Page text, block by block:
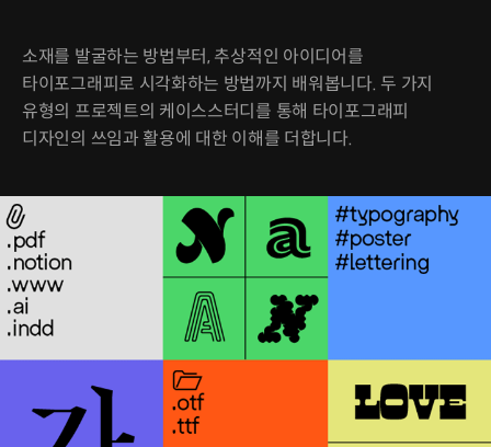
소재를 발굴하는 방법부터, 추상적인 아이디어를
타이포그래피로 시각화하는 방법까지 배워봅니다. 두 가지
유형의 프로젝트의 케이스스터디를 통해 타이포그래피
디자인의 쓰임과 활용에 대한 이해를 더합니다.